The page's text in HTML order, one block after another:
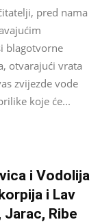
pred nama
blagotvorne
otvarajući vrata
zvijezde vode
koje će...
i Vodolija
i Lav
Ribe